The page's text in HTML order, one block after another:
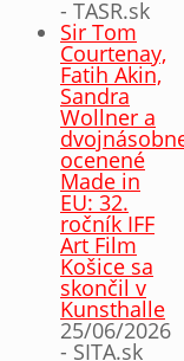
- TASR.sk
Sir Tom
Courtenay,
Fatih Akin,
Sandra
Wollner a
ocenené
Made in
EU: 32.
ročník IFF
Art Film
Košice sa
skončil v
Kunsthalle
25/06/2026
- SITA.sk